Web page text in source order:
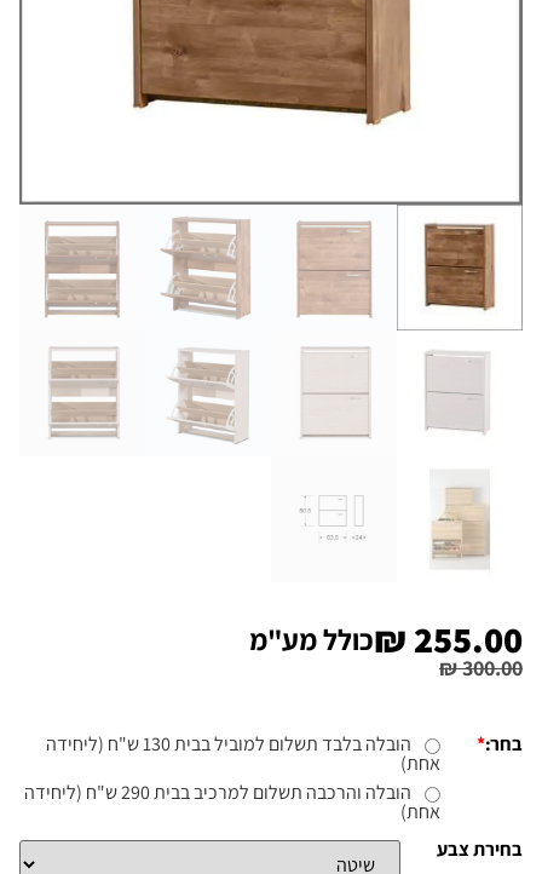
₪300.00
₪ 255.00 כולל מע"מ
בחירת צבע
בחר:* הובלה בלבד תשלום למוביל בבית 130 ש"ח (ליחידה
אחת)
הובלה והרכבה תשלום למרכיב בבית 290 ש"ח (ליחידה
אחת)